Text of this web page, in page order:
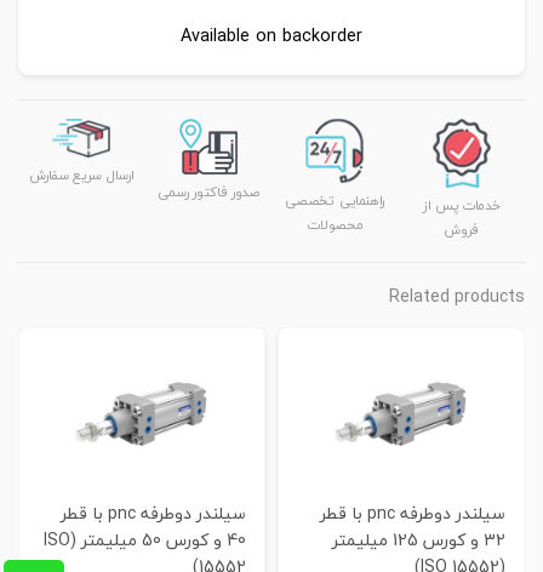
Available on backorder
خدمات پس از
فروش
راهنمایی تخصصی
محصولات
صدور فاکتور رسمی
ارسال سریع سفارش
Related products
سیلندر دوطرفه pnc با قطر
32 و کورس 125 میلیمتر
سیلندر دوطرفه pnc با قطر
40 و کورس 50 میلیمتر (ISO